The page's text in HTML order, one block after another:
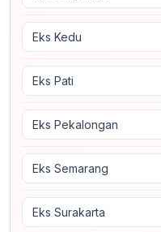
Eks Kedu
Eks Pati
Eks Pekalongan
Eks Semarang
Eks Surakarta